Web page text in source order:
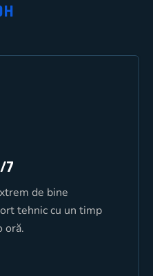
7
de bine
tehnic cu un timp
oră.
TEHNIC 24/7
echipă extrem de bine
tehnic cu un timp de
de cel mult o oră.